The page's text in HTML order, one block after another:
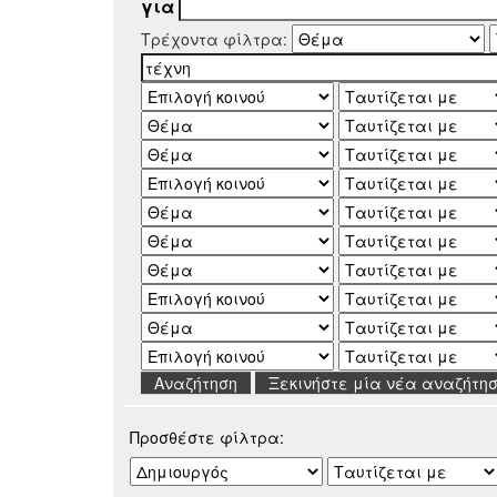
για
Τρέχοντα φίλτρα:
Ξεκινήστε μία νέα
Προσθέστε φίλτρα: